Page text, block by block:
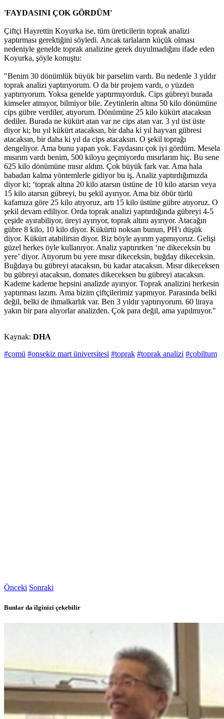
'FAYDASINI ÇOK GÖRDÜM'
Çiftçi Hayrettin Koyurka ise, tüm üreticilerin toprak analizi
yaptırması gerektiğini söyledi. Ancak tarlaların küçük olması
nedeniyle genelde toprak analizine gerek duyulmadığını ifade eden
Koyurka, şöyle konuştu:
"Benim 30 dönümlük büyük bir parselim vardı. Bu nedenle 3 yıldır
toprak analizi yaptırıyorum. O da bir projem vardı, o yüzden
yaptırıyorum. Yoksa genelde yaptırmıyorduk. Cips gübreyi burada
kimseler atmıyor, bilmiyor bile. Zeytinlerin altına 50 kilo dönümüne
cips gübre verdiler, atıyorum. Dönümüne 25 kilo kükürt atacaksın
dediler. Burada ne kükürt atan var ne cips atan var. 3 yıl üst üste
diyor ki; bu yıl kükürt atacaksın, bir daha ki yıl hayvan gübresi
atacaksın, bir daha ki yıl da cips atacaksın. O şekil toprağı
dengeliyor. Ama bunu yapan yok. Faydasını çok iyi gördüm. Mesela
mısırım vardı benim, 500 kiloyu geçmiyordu mısırlarım hiç. Bu sene
625 kilo dönümüne mısır aldım. Çok büyük fark var. Ama hala
babadan kalma yöntemlerle gidiyor bu iş. Analiz yaptırdığımızda
diyor ki; ‘toprak altına 20 kilo atarsın üstüne de 10 kilo atarsın veya
15 kilo atarsın gübreyi, bu şekil ayırıyor. Ama biz öbür türlü
kafamıza göre 25 kilo atıyoruz, artı 15 kilo üstüne gübre atıyoruz. O
şekil devam ediliyor. Orda toprak analizi yaptırdığında gübreyi 4-5
çeşide ayırabiliyor, üreyi ayırıyor, toprak altını ayırıyor. Atacağın
gübre 8 kilo, 10 kilo diyor. Kükürtü noksan bunun, PH'ı düşük
diyor. Kükürt atabilirsin diyor. Biz böyle ayırım yapmıyoruz. Gelişi
güzel herkes öyle kullanıyor. Analiz yaptırırken ‘ne dikeceksin bu
yere’ diyor. Atıyorum bu yere mısır dikeceksin, buğday dikeceksin.
Buğdaya bu gübreyi atacaksın, bu kadar atacaksın. Mısır dikeceksen
bu gübreyi atacaksın, domates dikeceksen bu gübreyi atacaksın.
Kademe kademe hepsini analizde ayırıyor. Toprak analizini herkesin
yaptırması lazım. Ama bizim çiftçilerimiz yapmıyor. Parasında belki
değil, belki de ihmalkarlık var. Ben 3 yıldır yaptırıyorum. 60 liraya
yakın bir para alıyorlar analizden. Çok para değil, ama yapılmıyor."
Kaynak: DHA
#çomü #onsekiz mart üniversitesi #toprak #toprak analizi #çobiltum
Önceki Sonraki
Bunlar da ilginizi çekebilir